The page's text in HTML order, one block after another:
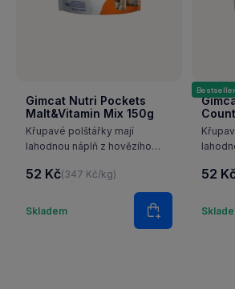
Gimcat Nutri Pockets
Malt&Vitamin Mix 150g
Křupavé polštářky mají
lahodnou náplň z hovězího
obsahují řadu zdraví
podporujících složek. Vaše
kočka bude kapsičky milovat
i díky nízkému obsahu kalorií.
52 Kč(347 Kč/kg)
Skladem
Množství
Do košíku
Bestseller
Jsou
52